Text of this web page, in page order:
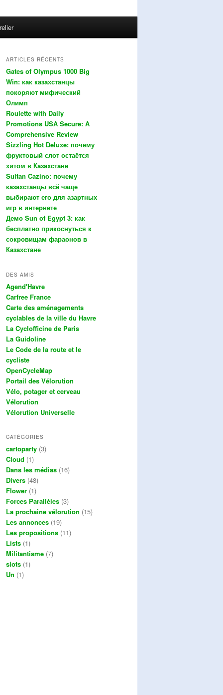
ARTICLES RÉCENTS
Gates of Olympus 1000 Big
Win: как казахстанцы
покоряют мифический
Олимп
Roulette with Daily
Promotions USA Secure: A
Comprehensive Review
Sizzling Hot Deluxe: почему
фруктовый слот остаётся
хитом в Казахстане
Sultan Cazino: почему
казахстанцы всё чаще
выбирают его для азартных
игр в интернете
Демо Sun of Egypt 3: как
бесплатно прикоснуться к
сокровищам фараонов в
Казахстане
DES AMIS
Agend'Havre
Carfree France
Carte des aménagements
cyclables de la ville du Havre
La Cyclofficine de Paris
La Guidoline
Le Code de la route et le
cycliste
OpenCycleMap
Portail des Vélorution
Vélo, potager et cerveau
Vélorution
Vélorution Universelle
CATÉGORIES
cartoparty (3)
Cloud (1)
Dans les médias (16)
Divers (48)
Flower (1)
Forces Parallèles (3)
La prochaine vélorution (15)
Les annonces (19)
Les propositions (11)
Lists (1)
Militantisme (7)
slots (1)
Un (1)